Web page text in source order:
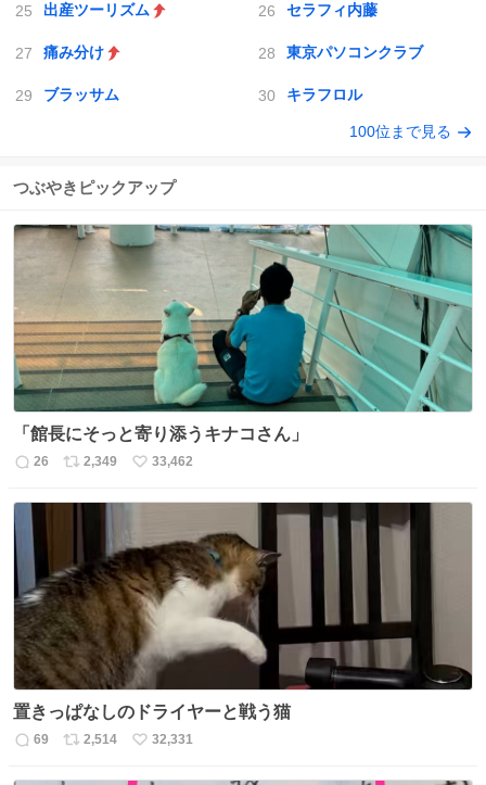
出産ツーリズム セラフィ内藤
痛み分け 東京パソコンクラブ
ブラッサム キラフロル
100位まで見る
つぶやきピックアップ
「館長にそっと寄り添うキナコさん」
返
数
26
リ
数
2,349
い
33,462
置きっぱなしのドライヤーと戦う猫
返
69
リ
2,514
い
32,331